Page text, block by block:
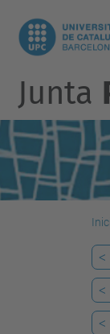
Junta
Inici
<
<
<